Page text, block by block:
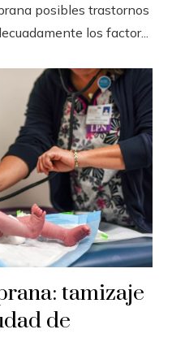
posibles trastornos
los factor...
tamizaje
de